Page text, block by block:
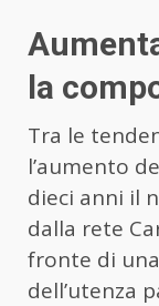
la
Tra le
l’aumento
dieci anni il
dalla rete
fronte di
dell’utenza